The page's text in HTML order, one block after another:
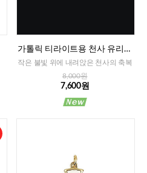
가톨릭 티라이트용 천사 유리홀
더
작은 불빛 위에 내려앉은 천사의 축복
8,000원
7,600원